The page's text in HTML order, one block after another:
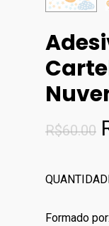
R$60.00
Formado por: